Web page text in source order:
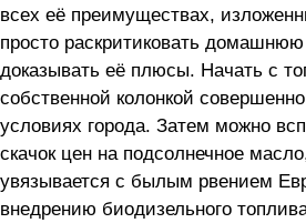
всех её преимуществах,
просто раскритиковать домашнюю
доказывать её плюсы. Начать с
собственной колонкой
условиях города. Затем можно
скачок цен на подсолнечное
увязывается с былым рвением
внедрению биодизельного